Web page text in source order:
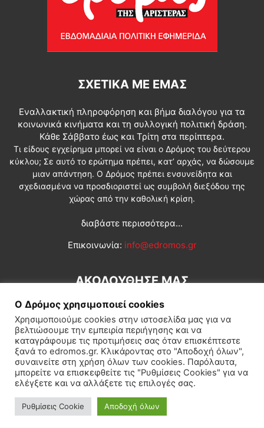
ΣΧΕΤΙΚΆ ΜΕ ΕΜΆΣ
Εναλλακτική πληροφόρηση και βήμα διαλόγου για τα
κοινωνικά κινήματα και τη συλλογική πολιτική δράση.
Κάθε Σάββατο έως και Τρίτη στα περίπτερα.
Τι είδους εγχείρημα μπορεί να είναι ο Δρόμος του δεύτερου
κύκλου; Σε αυτό το ερώτημα πρέπει, κατ’ αρχάς, να δώσουμε
μιαν απάντηση. Ο Δρόμος πρέπει ενσυνείδητα και
σχεδιασμένα να προσδιοριστεί ως συμβολή διεξόδου της
χώρας από την καθολική κρίση.
διαβάστε περισσότερα...
Επικοινωνία: info@edromos.gr
ΑΚΟΛΟΥΘΗΣΕ ΜΑΣ
Εγγραφή συνδρομητή Πολιτική Διεθνή Κοινωνία
Πολιτισμός Αφιερώματα
© Δρόμος της Αριστεράς
Ο Δρόμος χρησιμοποιεί cookies
Χρησιμοποιούμε cookies στην ιστοσελίδα μας για να
βελτιώσουμε την εμπειρία περιήγησης και να
καταγράφουμε τις προτιμήσεις σας όταν επισκέπτεστε
ξανά το edromos.gr. Κλικάροντας στο "Αποδοχή όλων",
συναινείτε στη χρήση όλων των cookies. Παρόλαυτα,
μπορείτε να επισκεφθείτε τις "Ρυθμίσεις Cookies" για να
ελέγξετε και να αλλάξετε τις επιλογές σας.
Ρυθμίσεις Cookie Αποδοχή όλων